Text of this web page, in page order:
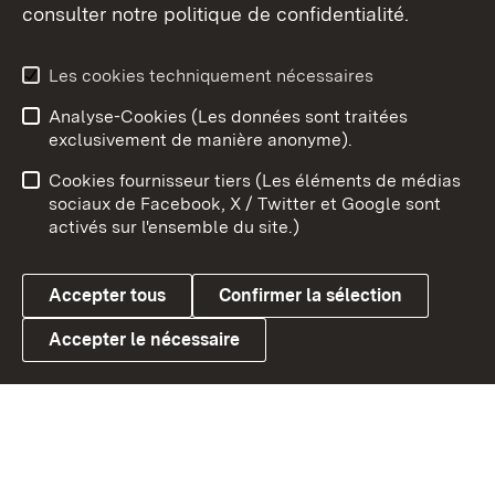
Aperçu des thèmes
Link zum Landesportal
Conseils d'utilisation
Confidentialité
Cookies
consulter notre politique de confidentialité.
Les cookies techniquement nécessaires
Analyse-Cookies (Les données sont traitées
exclusivement de manière anonyme).
Cookies fournisseur tiers (Les éléments de médias
sociaux de Facebook, X / Twitter et Google sont
activés sur l'ensemble du site.)
Accepter tous Confirmer la sélection
Accepter le nécessaire